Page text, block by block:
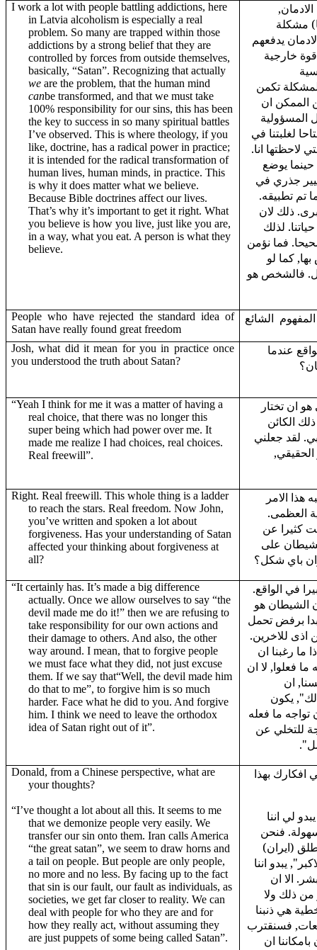
I work a lot with people battling addictions, here
in Latvia alcoholism is especially a real
problem. So many are trapped within those
addictions by a strong belief that they are
controlled by forces from outside themselves,
basically, “Satan”. Recognizing that actually
weare the problem, that the human mind
canbe transformed, and that we must take
100% responsibility for our sins, this has been
the key to success in so many spiritual battles
I’ve observed. This is where theology, if you
like, doctrine, has a radical power in practice;
it is intended for the radical transformation of
human lives, human minds, in practice. This
is why it does matter what we believe.
Because Bible doctrines affect our lives.
That’s why it’s important to get it right. What
you believe is how you live, just like you are,
in a way, what you eat. A person is what they
believe.
مشكلة
يدفعهم
خارجية
تكمن
الممكن ان
المسؤولية
لغلبتنا في
لاحظتها انا.
يوضع
جذري في
تم تطبيقه.
ذلك لان
لذلك
فما نؤمن
كما لو
فالشخص هو
People who have rejected the standard idea of
Satan have really found great freedom
الشائع
Josh, what did it mean for you in practice once
you understood the truth about Satan?
عندما
“Yeah I think for me it was a matter of having a
real choice, that there was no longer this
super being which had power over me. It
made me realize I had choices, real choices.
Real freewill”.
ان تختار
الكائن
لقد جعلني
الحقيقي,
Right. Real freewill. This whole thing is a ladder
to reach the stars. Real freedom. Now John,
you’ve written and spoken a lot about
forgiveness. Has your understanding of Satan
affected your thinking about forgiveness at
all?
هذا الامر
العظمى.
كثيرا عن
على
باي شكل؟
“It certainly has. It’s made a big difference
actually. Once we allow ourselves to say “the
devil made me do it!” then we are refusing to
take responsibility for our own actions and
their damage to others. And also, the other
way around. I mean, that to forgive people
we must face what they did, not just excuse
them. If we say that“Well, the devil made him
do that to me”, to forgive him is so much
harder. Face what he did to you. And forgive
him. I think we need to leave the orthodox
idea of Satan right out of it”.
في الواقع.
الشيطان هو
برفض تحمل
اذى للاخرين.
ما رغبنا ان
ما فعلوا, لا ان
ان
يكون
تواجه ما فعله
للتخلي عن
Donald, from a Chinese perspective, what are
your thoughts?
“I’ve thought a lot about all this. It seems to me
that we demonize people very easily. We
transfer our sin onto them. Iran calls America
“the great satan”, we seem to draw horns and
a tail on people. But people are only people,
no more and no less. By facing up to the fact
that sin is our fault, our fault as individuals, as
societies, we get far closer to reality. We can
deal with people for who they are and for
how they really act, without assuming they
are just puppets of some being called Satan”.
بهذا
لي اننا
فنحن
(ايران)
يبدو اننا
الا ان
ذلك ولا
هي ذنبنا
فسنقترب
ان